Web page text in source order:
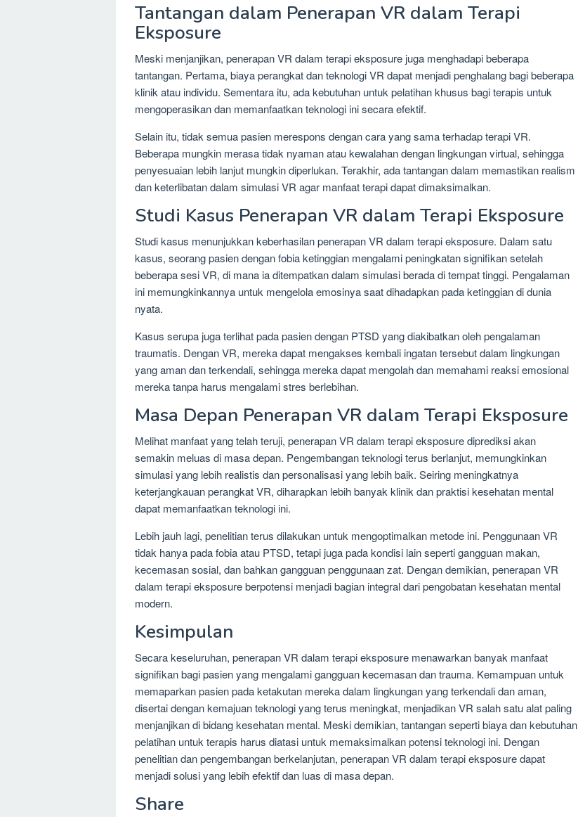
Tantangan dalam Penerapan VR dalam Terapi
Eksposure
Meski menjanjikan, penerapan VR dalam terapi eksposure juga menghadapi beberapa
tantangan. Pertama, biaya perangkat dan teknologi VR dapat menjadi penghalang bagi beberapa
klinik atau individu. Sementara itu, ada kebutuhan untuk pelatihan khusus bagi terapis untuk
mengoperasikan dan memanfaatkan teknologi ini secara efektif.
Selain itu, tidak semua pasien merespons dengan cara yang sama terhadap terapi VR.
Beberapa mungkin merasa tidak nyaman atau kewalahan dengan lingkungan virtual, sehingga
penyesuaian lebih lanjut mungkin diperlukan. Terakhir, ada tantangan dalam memastikan realism
dan keterlibatan dalam simulasi VR agar manfaat terapi dapat dimaksimalkan.
Studi Kasus Penerapan VR dalam Terapi Eksposure
Studi kasus menunjukkan keberhasilan penerapan VR dalam terapi eksposure. Dalam satu
kasus, seorang pasien dengan fobia ketinggian mengalami peningkatan signifikan setelah
beberapa sesi VR, di mana ia ditempatkan dalam simulasi berada di tempat tinggi. Pengalaman
ini memungkinkannya untuk mengelola emosinya saat dihadapkan pada ketinggian di dunia
nyata.
Kasus serupa juga terlihat pada pasien dengan PTSD yang diakibatkan oleh pengalaman
traumatis. Dengan VR, mereka dapat mengakses kembali ingatan tersebut dalam lingkungan
yang aman dan terkendali, sehingga mereka dapat mengolah dan memahami reaksi emosional
mereka tanpa harus mengalami stres berlebihan.
Masa Depan Penerapan VR dalam Terapi Eksposure
Melihat manfaat yang telah teruji, penerapan VR dalam terapi eksposure diprediksi akan
semakin meluas di masa depan. Pengembangan teknologi terus berlanjut, memungkinkan
simulasi yang lebih realistis dan personalisasi yang lebih baik. Seiring meningkatnya
keterjangkauan perangkat VR, diharapkan lebih banyak klinik dan praktisi kesehatan mental
dapat memanfaatkan teknologi ini.
Lebih jauh lagi, penelitian terus dilakukan untuk mengoptimalkan metode ini. Penggunaan VR
tidak hanya pada fobia atau PTSD, tetapi juga pada kondisi lain seperti gangguan makan,
kecemasan sosial, dan bahkan gangguan penggunaan zat. Dengan demikian, penerapan VR
dalam terapi eksposure berpotensi menjadi bagian integral dari pengobatan kesehatan mental
modern.
Kesimpulan
Secara keseluruhan, penerapan VR dalam terapi eksposure menawarkan banyak manfaat
signifikan bagi pasien yang mengalami gangguan kecemasan dan trauma. Kemampuan untuk
memaparkan pasien pada ketakutan mereka dalam lingkungan yang terkendali dan aman,
disertai dengan kemajuan teknologi yang terus meningkat, menjadikan VR salah satu alat paling
menjanjikan di bidang kesehatan mental. Meski demikian, tantangan seperti biaya dan kebutuhan
pelatihan untuk terapis harus diatasi untuk memaksimalkan potensi teknologi ini. Dengan
penelitian dan pengembangan berkelanjutan, penerapan VR dalam terapi eksposure dapat
menjadi solusi yang lebih efektif dan luas di masa depan.
Share